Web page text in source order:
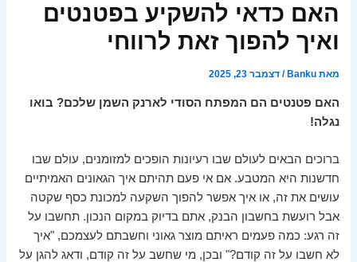
האם כדאי להשקיע בפטנטים
ואיך להפוך זאת לרווחי
מאתBanku
/דצמבר 23, 2025
האם פטנטים הם המפתח הסודי לארנק השמן שלכם? בואו
נגלה!
ברוכים הבאים לעולם שבו רעיונות הופכים למזומנים, עולם שבו
חדשנות היא המטבע. אם אי פעם תהיתם איך הגאונים האמיתיים
עושים את זה, או איך אפשר להפוך השקעה למכונת כסף שקטה
אבל רועשת בחשבון הבנק, אתם בדיוק במקום הנכון. תחשבו על
זה רגע: כמה פעמים ראיתם מוצר גאוני וחשבתם לעצמכם, "איך
לא חשבו על זה קודם?" ובכן, מי שחשב על זה קודם, ודאג להגן על